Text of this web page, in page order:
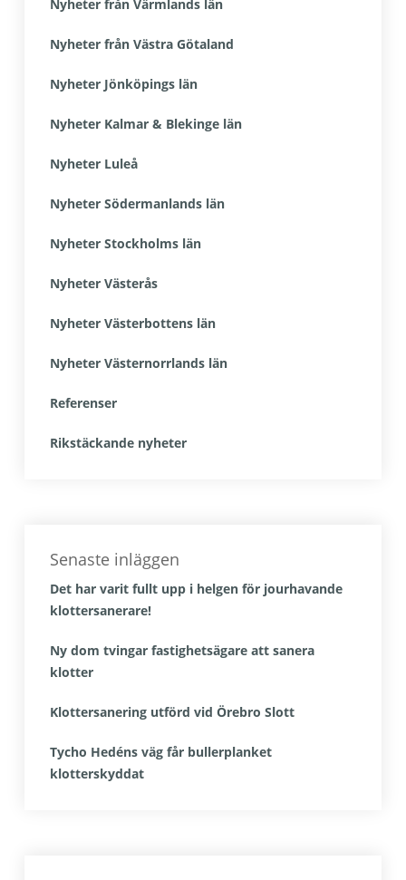
Nyheter från Värmlands län
Nyheter från Västra Götaland
Nyheter Jönköpings län
Nyheter Kalmar & Blekinge län
Nyheter Luleå
Nyheter Södermanlands län
Nyheter Stockholms län
Nyheter Västerås
Nyheter Västerbottens län
Nyheter Västernorrlands län
Referenser
Rikstäckande nyheter
Senaste inläggen
Det har varit fullt upp i helgen för jourhavande
klottersanerare!
Ny dom tvingar fastighetsägare att sanera
klotter
Klottersanering utförd vid Örebro Slott
Tycho Hedéns väg får bullerplanket
klotterskyddat